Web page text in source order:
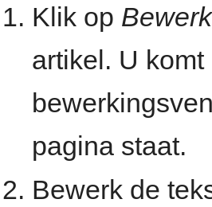
Klik op
artikel. U
pagina staat.
Bewerk de